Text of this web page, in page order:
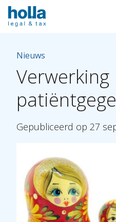
Nieuws
Verwerking
Gepubliceerd op 27